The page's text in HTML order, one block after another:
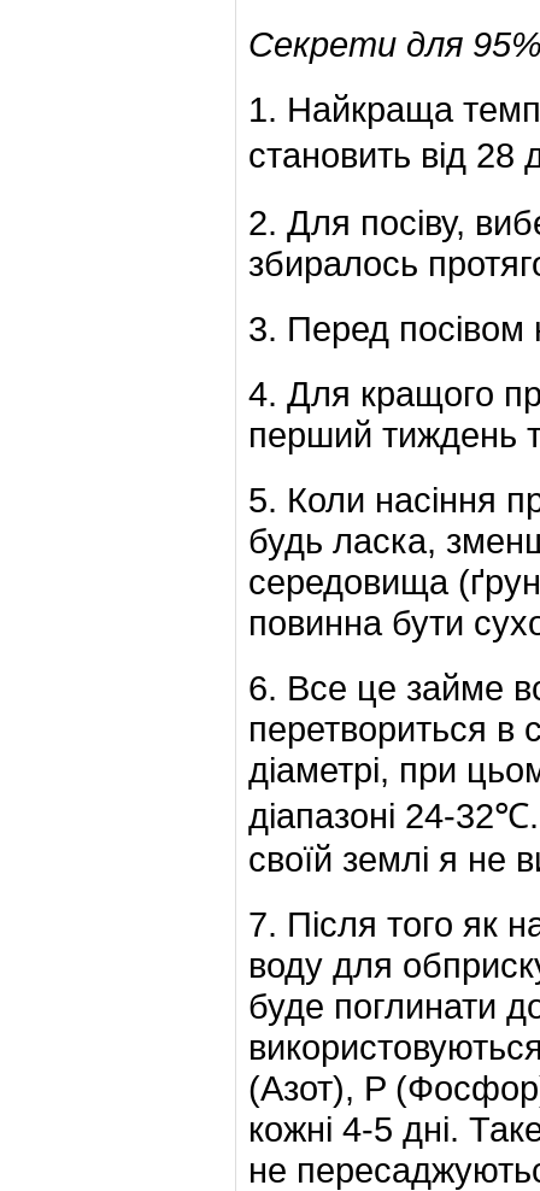
Секрети для
1. Найкраща
становить від
2. Для посіву,
збиралось
3. Перед посівом
4. Для кращого
перший тиждень
5. Коли насіння
будь ласка,
середовища
повинна бути
6. Все це займе
перетвориться в
діаметрі, при
діапазоні 24-
своїй землі я не
7. Після того як
воду для
буде поглинати
(Азот), P
кожні 4-5 дні.
не